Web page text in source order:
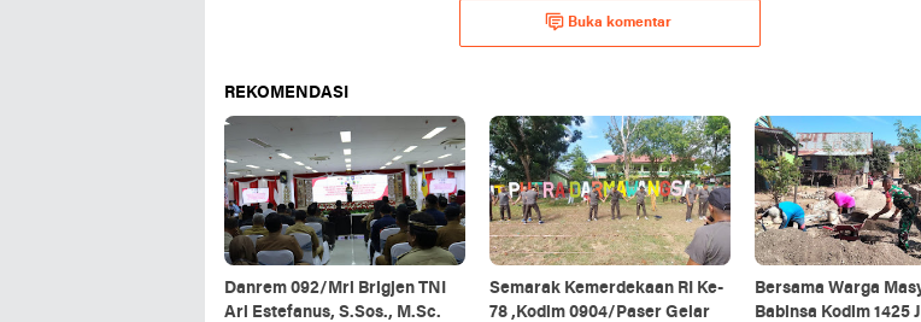
Buka komentar
REKOMENDASI
Danrem 092/Mrl Brigjen TNI
Ari Estefanus, S.Sos., M.Sc.
Semarak Kemerdekaan RI Ke-
78 ,Kodim 0904/Paser Gelar
Bersama Warga
Babinsa Kodim 1425